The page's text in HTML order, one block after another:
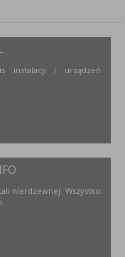
instalacji i urządzeń
nierdzewnej. Wszystko